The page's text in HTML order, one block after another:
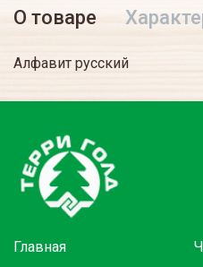
О товаре
Алфавит русский
Главная